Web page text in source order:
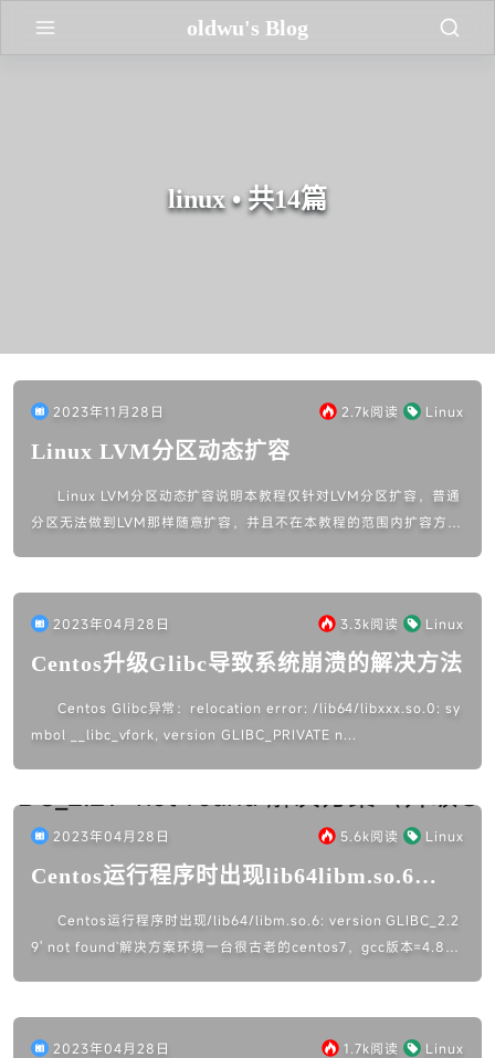
oldwu's Blog
linux • 共14篇
2023年11月28日 2.7k阅读 Linux
Linux LVM分区动态扩容
Linux LVM分区动态扩容说明本教程仅针对LVM分区扩容，普通
分区无法做到LVM那样随意扩容，并且不在本教程的范围内扩容方式
2023年04月28日 3.3k阅读 Linux
Centos升级Glibc导致系统崩溃的解决方法
Centos Glibc异常：relocation error: /lib64/libxxx.so.0: sy
mbol __libc_vfork, version GLIBC_PRIVATE n...
2023年04月28日 5.6k阅读 Linux
Centos运行程序时出现lib64libm.so.6
（升级Glibc）
Centos运行程序时出现/lib64/libm.so.6: version GLIBC_2.2
9' not found`解决方案环境一台很古老的centos7，gcc版本=4.8.5
2023年04月28日 1.7k阅读 Linux